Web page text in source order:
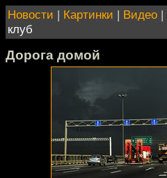
Новости | Картинки | Видео |
клуб
Дорога домой